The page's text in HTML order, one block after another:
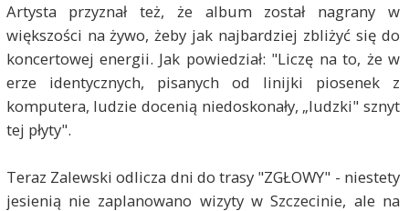
Artysta przyznał też, że album został nagrany w
większości na żywo, żeby jak najbardziej zbliżyć się do
koncertowej energii. Jak powiedział: "Liczę na to, że w
erze identycznych, pisanych od linijki piosenek z
komputera, ludzie docenią niedoskonały, „ludzki" sznyt
tej płyty".
Teraz Zalewski odlicza dni do trasy "ZGŁOWY" - niestety
jesienią nie zaplanowano wizyty w Szczecinie, ale na